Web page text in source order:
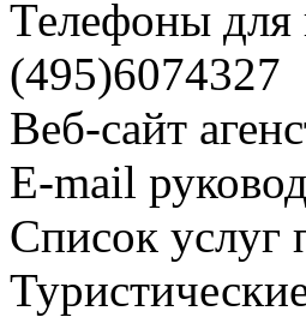
Телефоны для
(495)6074327
Веб-сайт
E-mail
Список услуг